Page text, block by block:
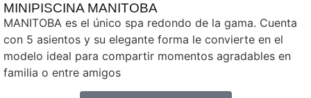
MINIPISCINA MANITOBA
MANITOBA es el único spa redondo de la gama. Cuenta
con 5 asientos y su elegante forma le convierte en el
modelo ideal para compartir momentos agradables en
familia o entre amigos